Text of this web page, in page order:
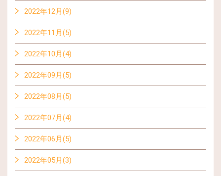
2022年12月(9)
2022年11月(5)
2022年10月(4)
2022年09月(5)
2022年08月(5)
2022年07月(4)
2022年06月(5)
2022年05月(3)